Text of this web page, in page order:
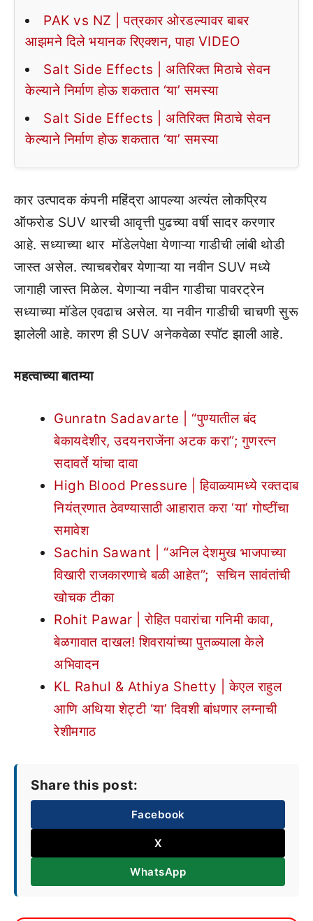
PAK vs NZ | पत्रकार ओरडल्यावर बाबर
आझमने दिले भयानक रिएक्शन, पाहा VIDEO
Salt Side Effects | अतिरिक्त मिठाचे सेवन
केल्याने निर्माण होऊ शकतात ‘या’ समस्या
Salt Side Effects | अतिरिक्त मिठाचे सेवन
केल्याने निर्माण होऊ शकतात ‘या’ समस्या
कार उत्पादक कंपनी महिंद्रा आपल्या अत्यंत लोकप्रिय
ऑफरोड SUV थारची आवृत्ती पुढच्या वर्षी सादर करणार
आहे. सध्याच्या थार मॉडेलपेक्षा येणाऱ्या गाडीची लांबी थोडी
जास्त असेल. त्याचबरोबर येणाऱ्या या नवीन SUV मध्ये
जागाही जास्त मिळेल. येणाऱ्या नवीन गाडीचा पावरट्रेन
सध्याच्या मॉडेल एवढाच असेल. या नवीन गाडीची चाचणी सुरू
झालेली आहे. कारण ही SUV अनेकवेळा स्पॉट झाली आहे.
महत्वाच्या बातम्या
Gunratn Sadavarte | “पुण्यातील बंद
बेकायदेशीर, उदयनराजेंना अटक करा”; गुणरत्न
सदावर्ते यांचा दावा
High Blood Pressure | हिवाळ्यामध्ये रक्तदाब
नियंत्रणात ठेवण्यासाठी आहारात करा ‘या’ गोष्टींचा
समावेश
Sachin Sawant | “अनिल देशमुख भाजपाच्या
विखारी राजकारणाचे बळी आहेत”; सचिन सावंतांची
खोचक टीका
Rohit Pawar | रोहित पवारांचा गनिमी कावा,
बेळगावात दाखल! शिवरायांच्या पुतळ्याला केले
अभिवादन
KL Rahul & Athiya Shetty | केएल राहुल
आणि अथिया शेट्टी ‘या’ दिवशी बांधणार लग्नाची
रेशीमगाठ
Share this post:
Facebook
X
WhatsApp